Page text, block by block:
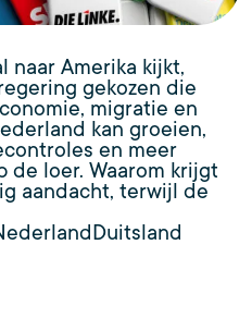
naar Amerika kijkt,
gekozen die
migratie en
kan groeien,
en meer
de loer. Waarom krijgt
aandacht, terwijl de